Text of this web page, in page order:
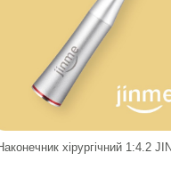
хірургічний 1:4.2